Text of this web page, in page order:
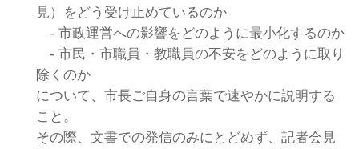
見）をどう受け止めているのか
- 市政運営への影響をどのように最小化するのか
- 市民・市職員・教職員の不安をどのように取り
除くのか
について、市長ご自身の言葉で速やかに説明する
こと。
その際、文書での発信のみにとどめず、記者会見